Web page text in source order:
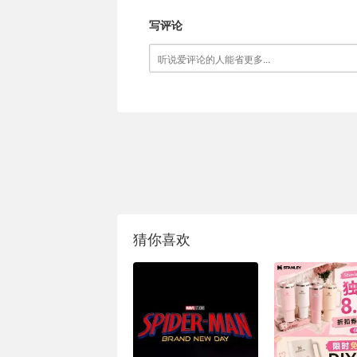
写评论
猜你喜欢